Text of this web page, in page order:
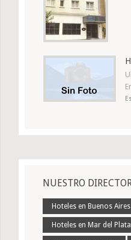
NUESTRO
Hoteles en Buenos Aires
Hoteles en Mar del Plata